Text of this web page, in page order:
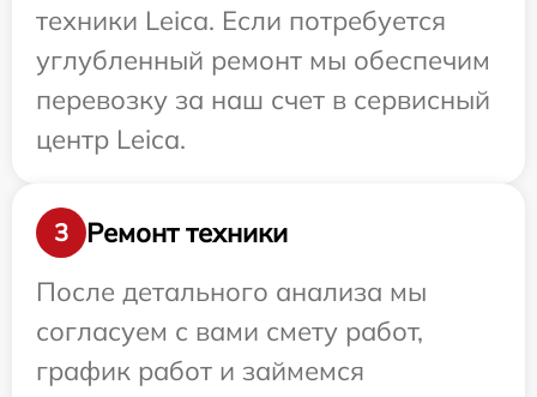
техники Leica. Если потребуется
углубленный ремонт мы обеспечим
перевозку за наш счет в сервисный
центр Leica.
3
Ремонт техники
После детального анализа мы
согласуем с вами смету работ,
график работ и займемся